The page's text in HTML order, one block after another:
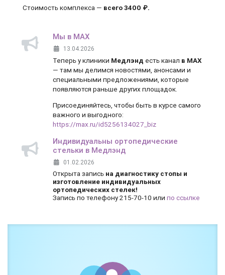
Стоимость комплекса — всего 3400 ₽.
Мы в MAX
13.04.2026
Теперь у клиники Медлэнд есть канал в MAX
— там мы делимся новостями, анонсами и
специальными предложениями, которые
появляются раньше других площадок.
Присоединяйтесь, чтобы быть в курсе самого
важного и выгодного:
https://max.ru/id5256134027_biz
Индивидуальны ортопедические
стельки в Медлэнд
01.02.2026
Открыта запись на диагностику стопы и
изготовление индивидуальных
ортопедических стелек!
Запись по телефону 215-70-10 или по ссылке